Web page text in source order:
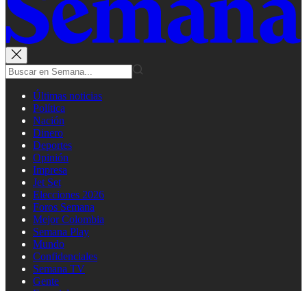
Últimas noticias
Política
Nación
Dinero
Deportes
Opinión
Impresa
Jet Set
Elecciones 2026
Foros Semana
Mejor Colombia
Semana Play
Mundo
Confidenciales
Semana TV
Gente